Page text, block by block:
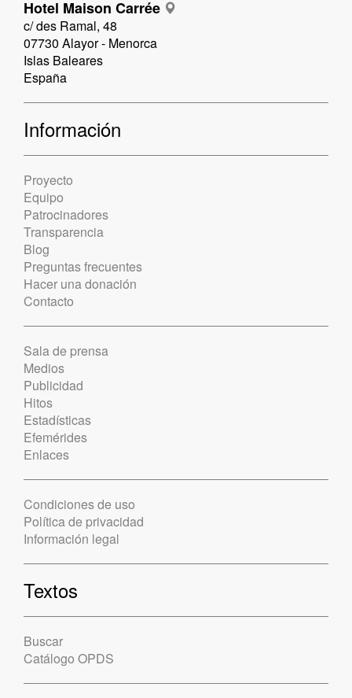
Hotel Maison Carrée
c/ des Ramal, 48
07730 Alayor - Menorca
Islas Baleares
España
Información
Proyecto
Equipo
Patrocinadores
Transparencia
Blog
Preguntas frecuentes
Hacer una donación
Contacto
Sala de prensa
Medios
Publicidad
Hitos
Estadísticas
Efemérides
Enlaces
Condiciones de uso
Política de privacidad
Información legal
Textos
Buscar
Catálogo OPDS